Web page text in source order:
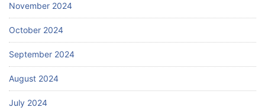
November 2024
October 2024
September 2024
August 2024
July 2024